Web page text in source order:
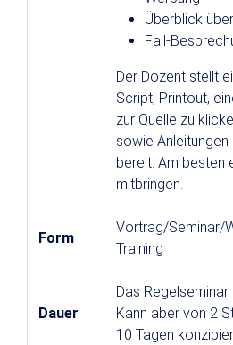
Überblick
Fall-
Der Dozent stellt
Script, Printout,
zur Quelle zu
sowie Anleitungen
bereit. Am besten
mitbringen.
Form
Vortrag/Seminar/
Training
Dauer
Das
Kann aber von 2
10 Tagen